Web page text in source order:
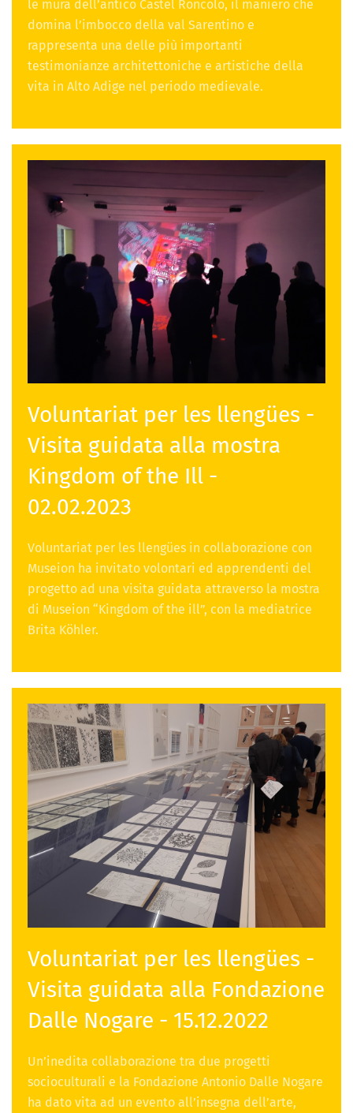
le mura dell’antico Castel Roncolo, il maniero che
domina l’imbocco della val Sarentino e
rappresenta una delle più importanti
testimonianze architettoniche e artistiche della
vita in Alto Adige nel periodo medievale.
Voluntariat per les llengües -
Visita guidata alla mostra
Kingdom of the Ill -
02.02.2023
Voluntariat per les llengües in collaborazione con
Museion ha invitato volontari ed apprendenti del
progetto ad una visita guidata attraverso la mostra
di Museion “Kingdom of the ill”, con la mediatrice
Brita Köhler.
Voluntariat per les llengües -
Visita guidata alla Fondazione
Dalle Nogare - 15.12.2022
Un’inedita collaborazione tra due progetti
socioculturali e la Fondazione Antonio Dalle Nogare
ha dato vita ad un evento all’insegna dell’arte,